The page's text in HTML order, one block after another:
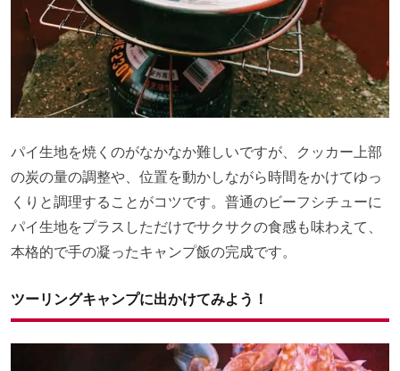
パイ生地を焼くのがなかなか難しいですが、クッカー上部
の炭の量の調整や、位置を動かしながら時間をかけてゆっ
くりと調理することがコツです。普通のビーフシチューに
パイ生地をプラスしただけでサクサクの食感も味わえて、
本格的で手の凝ったキャンプ飯の完成です。
ツーリングキャンプに出かけてみよう！